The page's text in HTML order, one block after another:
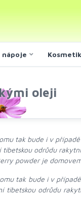
nápoje
oleji
tak bude i v
odrůdu
powder je
tak bude i v
tibetskou odrůdu